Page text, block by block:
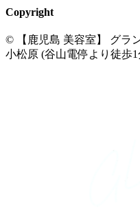
Copyright
© 【鹿児島 美容室】 グラ
小松原 (谷山電停より徒歩